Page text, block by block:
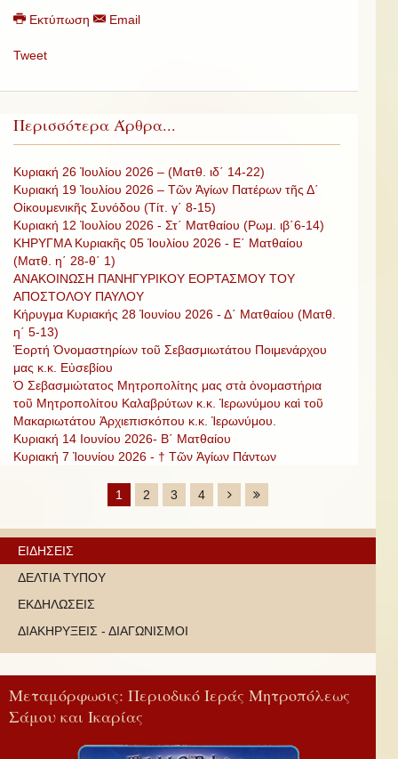
Εκτύπωση Email
Tweet
Περισσότερα Άρθρα...
Κυριακή 26 Ἰουλίου 2026 – (Ματθ. ιδ΄ 14-22)
Κυριακή 19 Ἰουλίου 2026 – Τῶν Ἁγίων Πατέρων τῆς Δ΄
Οἰκουμενικῆς Συνόδου (Τίτ. γ΄ 8-15)
Κυριακή 12 Ἰουλίου 2026 - Στ΄ Ματθαίου (Ρωμ. ιβ΄6-14)
ΚΗΡΥΓΜΑ Κυριακῆς 05 Ἰουλίου 2026 - Ε΄ Ματθαίου
(Ματθ. η΄ 28-θ΄ 1)
ΑΝΑΚΟΙΝΩΣΗ ΠΑΝΗΓΥΡΙΚΟΥ ΕΟΡΤΑΣΜΟΥ ΤΟΥ
ΑΠΟΣΤΟΛΟΥ ΠΑΥΛΟΥ
Κήρυγμα Κυριακής 28 Ἰουνίου 2026 - Δ΄ Ματθαίου (Ματθ.
η΄ 5-13)
Ἑορτή Ὀνομαστηρίων τοῦ Σεβασμιωτάτου Ποιμενάρχου
μας κ.κ. Εὐσεβίου
Ὁ Σεβασμιώτατος Μητροπολίτης μας στὰ ὀνομαστήρια
τοῦ Μητροπολίτου Καλαβρύτων κ.κ. Ἱερωνύμου καὶ τοῦ
Μακαριωτάτου Ἀρχιεπισκόπου κ.κ. Ἱερωνύμου.
Κυριακή 14 Ιουνίου 2026- Β΄ Ματθαίου
Κυριακή 7 Ἰουνίου 2026 - † Τῶν Ἁγίων Πάντων
1 2 3 4
ΕΙΔΗΣΕΙΣ
ΔΕΛΤΙΑ ΤΥΠΟΥ
ΕΚΔΗΛΩΣΕΙΣ
ΔΙΑΚΗΡΥΞΕΙΣ - ΔΙΑΓΩΝΙΣΜΟΙ
Μεταμόρφωσις: Περιοδικό Ιεράς Μητροπόλεως
Σάμου και Ικαρίας